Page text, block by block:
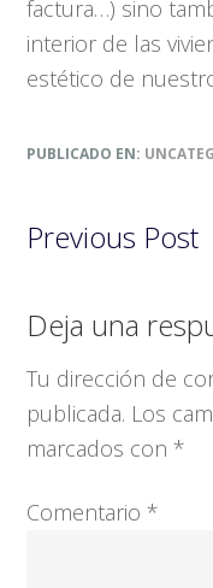
factura…) sino
interior de las
estético de
PUBLICADO EN:
Previous Post
con
los
lectores
Deja una
Tu dirección de
publicada. Los
marcados con*
Comentario*